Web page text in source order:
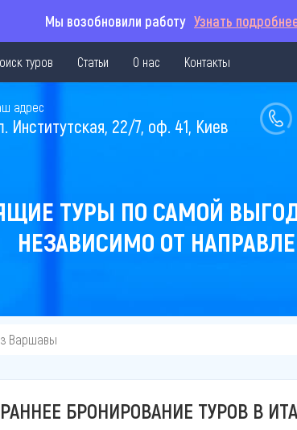
Мы возобновили работу Узнать
туров Статьи О нас Контакты
адрес
Институтская, 22/7, оф. 41, Киев
ТУРЫ ПО САМОЙ
НЕЗАВИСИМО ОТ
Варшавы
РАННЕЕ БРОНИРОВАНИЕ ТУРОВ В